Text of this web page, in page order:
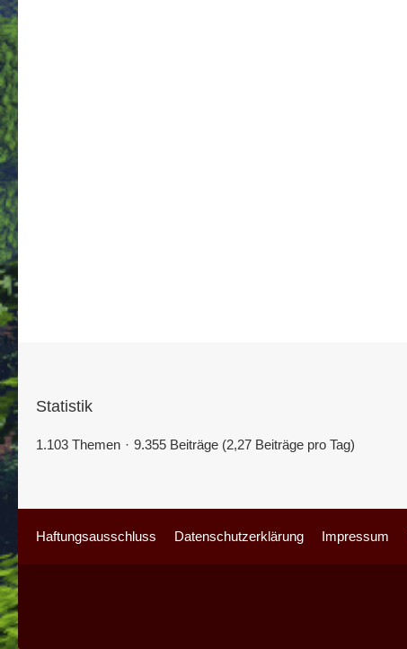
Statistik
1.103 Themen 9.355 Beiträge (2,27 Beiträge pro Tag)
Haftungsausschluss Datenschutzerklärung Impressum